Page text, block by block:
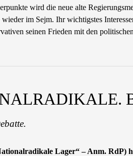
wird die neue alte
im Sejm. Ihr wichtigstes
seinen Frieden mit den
Lager“ – Anm. RdP)